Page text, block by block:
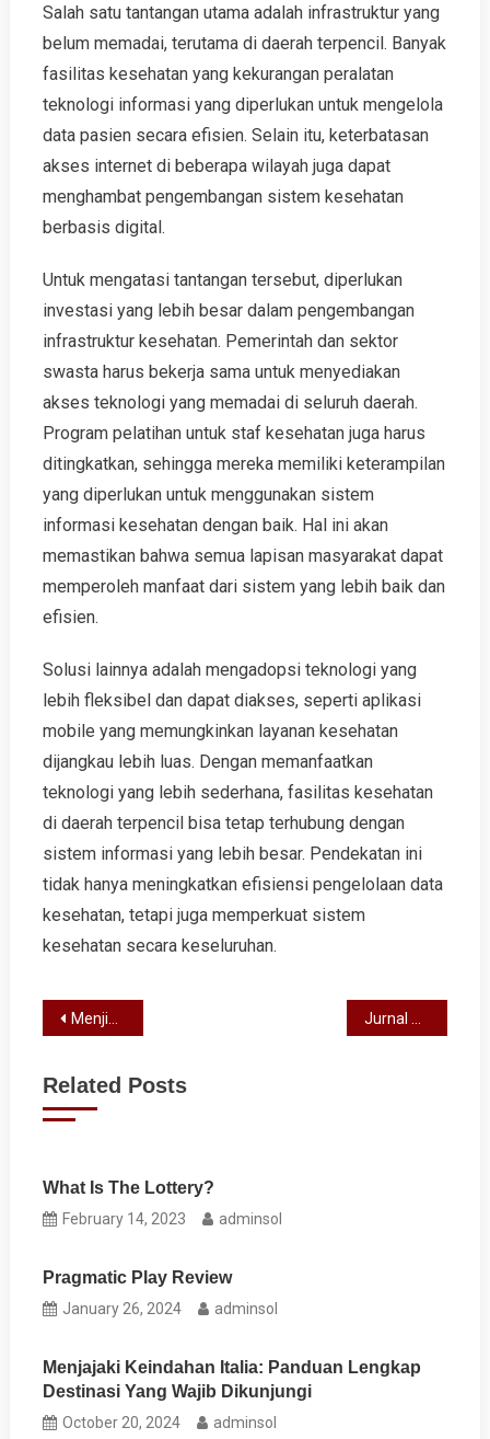
Salah satu tantangan utama adalah infrastruktur yang
belum memadai, terutama di daerah terpencil. Banyak
fasilitas kesehatan yang kekurangan peralatan
teknologi informasi yang diperlukan untuk mengelola
data pasien secara efisien. Selain itu, keterbatasan
akses internet di beberapa wilayah juga dapat
menghambat pengembangan sistem kesehatan
berbasis digital.
Untuk mengatasi tantangan tersebut, diperlukan
investasi yang lebih besar dalam pengembangan
infrastruktur kesehatan. Pemerintah dan sektor
swasta harus bekerja sama untuk menyediakan
akses teknologi yang memadai di seluruh daerah.
Program pelatihan untuk staf kesehatan juga harus
ditingkatkan, sehingga mereka memiliki keterampilan
yang diperlukan untuk menggunakan sistem
informasi kesehatan dengan baik. Hal ini akan
memastikan bahwa semua lapisan masyarakat dapat
memperoleh manfaat dari sistem yang lebih baik dan
efisien.
Solusi lainnya adalah mengadopsi teknologi yang
lebih fleksibel dan dapat diakses, seperti aplikasi
mobile yang memungkinkan layanan kesehatan
dijangkau lebih luas. Dengan memanfaatkan
teknologi yang lebih sederhana, fasilitas kesehatan
di daerah terpencil bisa tetap terhubung dengan
sistem informasi yang lebih besar. Pendekatan ini
tidak hanya meningkatkan efisiensi pengelolaan data
kesehatan, tetapi juga memperkuat sistem
kesehatan secara keseluruhan.
Post
Menjingga Informasi Kesehatan: Era Baru Manajemen Data di Indonesia
Related Posts
What Is The Lottery?
February 14, 2023 adminsol
Pragmatic Play Review
January 26, 2024 adminsol
Menjajaki Keindahan Italia: Panduan Lengkap
Destinasi Yang Wajib Dikunjungi
October 20, 2024 adminsol